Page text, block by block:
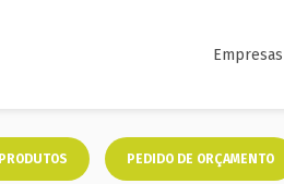
Empresas
PRODUTOS PEDIDO DE ORÇAMENTO